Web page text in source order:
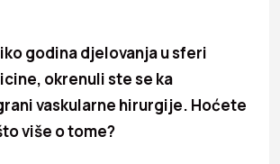
godina djelovanja usferi
okrenuli ste se ka
vaskularne hirurgije. Hoćete
više o tome?